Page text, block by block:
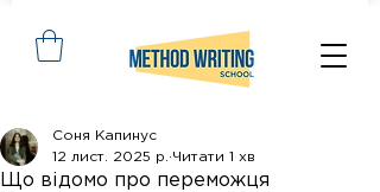
Що відомо про переможця
Соня Капинус
12 лист. 2025 р. Читати 1 хв